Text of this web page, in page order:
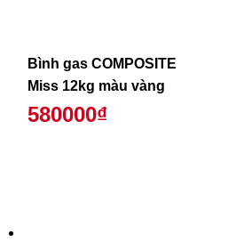
Bình gas COMPOSITE
Miss 12kg màu vàng
580000₫